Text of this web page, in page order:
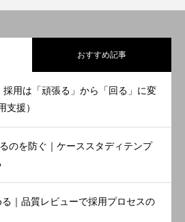
おすすめ記事
用は「頑張る」から「回る」に変
支援）
のを防ぐ｜ケーススタディテンプ
｜品質レビューで採用プロセスの